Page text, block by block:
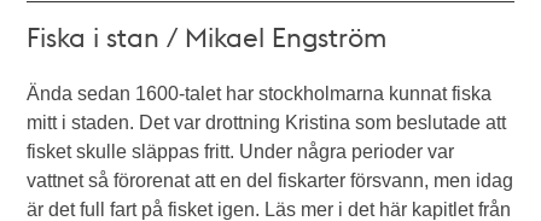
Fiska i stan / Mikael Engström
Ända sedan 1600-talet har stockholmarna kunnat fiska
mitt i staden. Det var drottning Kristina som beslutade att
fisket skulle släppas fritt. Under några perioder var
vattnet så förorenat att en del fiskarter försvann, men idag
är det full fart på fisket igen. Läs mer i det här kapitlet från